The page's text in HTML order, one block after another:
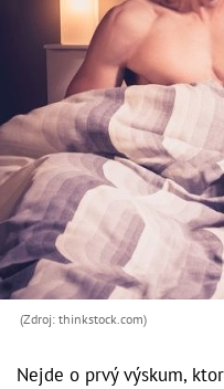
(Zdroj: thinkstock.com)
Nejde o prvý výskum,